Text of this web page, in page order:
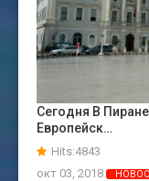
Сегодня В
Европейск…
Hits:4843
окт 03, 2018